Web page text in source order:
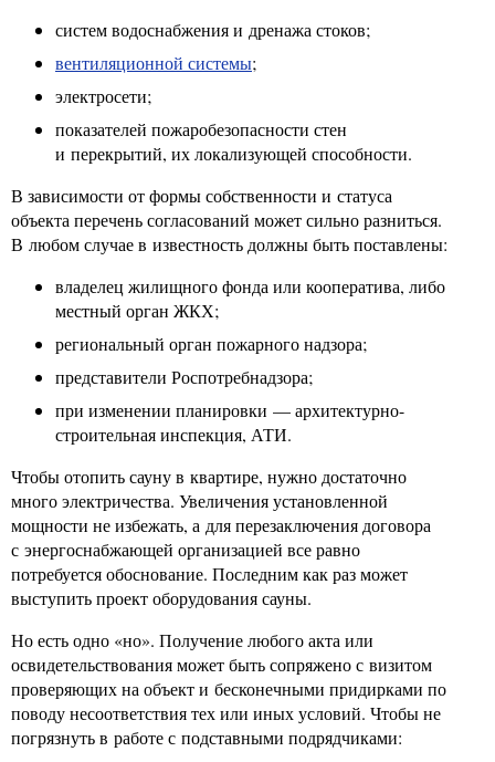
систем водоснабжения и дренажа стоков;
вентиляционной системы;
электросети;
показателей пожаробезопасности стен
и перекрытий, их локализующей способности.
В зависимости от формы собственности и статуса
объекта перечень согласований может сильно разниться.
В любом случае в известность должны быть поставлены:
владелец жилищного фонда или кооператива, либо
местный орган ЖКХ;
региональный орган пожарного надзора;
представители Роспотребнадзора;
при изменении планировки — архитектурно-
строительная инспекция, АТИ.
Чтобы отопить сауну в квартире, нужно достаточно
много электричества. Увеличения установленной
мощности не избежать, а для перезаключения договора
с энергоснабжающей организацией все равно
потребуется обоснование. Последним как раз может
выступить проект оборудования сауны.
Но есть одно «но». Получение любого акта или
освидетельствования может быть сопряжено с визитом
проверяющих на объект и бесконечными придирками по
поводу несоответствия тех или иных условий. Чтобы не
погрязнуть в работе с подставными подрядчиками: